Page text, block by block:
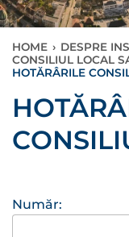
HOME › DESPRE
CONSILIUL LOCAL
HOTĂRÂRILE
Număr: